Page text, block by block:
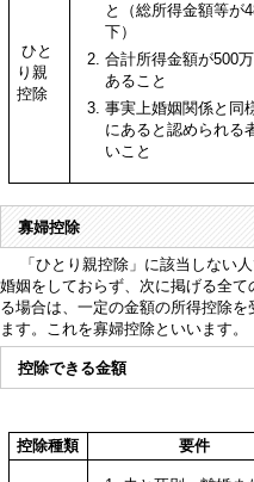
ひと
り親
控除
と（総所得金額等が
下）
合計所得金額が500
あること
事実上婚姻関係と同
にあると認められる
いこと
寡婦控除
「ひとり親控除」に該当しない人
婚姻をしておらず、次に掲げる全て
る場合は、一定の金額の所得控除を
ます。これを寡婦控除といいます。
控除できる金額
控除種類 要件